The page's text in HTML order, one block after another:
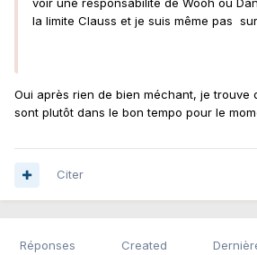
voir une responsabilité de Wooh ou
la limite Clauss et je suis même pas
Oui après rien de bien méchant, je trouve
sont plutôt dans le bon tempo pour le
Citer
Réponses Created